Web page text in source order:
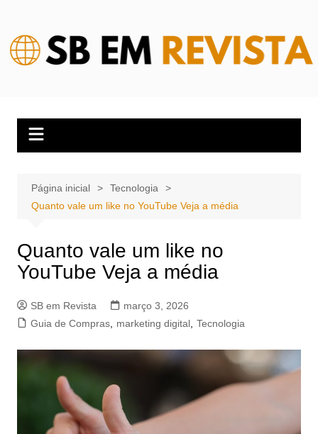
conteúdo
Página inicial
Tecnologia
Quanto vale um like no YouTube Veja a média
Quanto vale um like no
YouTube Veja a média
SB em Revista
março 3, 2026
Guia de Compras, marketing digital, Tecnologia